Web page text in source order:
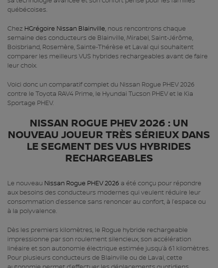
québécoises.
Chez HGrégoire Nissan Blainville, nous rencontrons chaque
semaine des conducteurs de Blainville, Mirabel, Saint‑Jérôme,
Boisbriand, Rosemère, Sainte‑Thérèse et Laval qui souhaitent
comparer les meilleurs VUS hybrides rechargeables avant de faire
leur choix.
Voici donc un comparatif complet du Nissan Rogue PHEV 2026
contre le Toyota RAV4 Prime, le Hyundai Tucson PHEV et le Kia
Sportage PHEV.
NISSAN ROGUE PHEV 2026 : UN
NOUVEAU JOUEUR TRÈS SÉRIEUX DANS
LE SEGMENT DES VUS HYBRIDES
RECHARGEABLES
Le nouveau Nissan Rogue PHEV 2026 a été conçu pour répondre
aux besoins des conducteurs modernes qui veulent réduire leur
consommation d’essence sans renoncer au confort, à l’espace ou
à la polyvalence.
Dès les premiers kilomètres, le Rogue hybride rechargeable
impressionne par son roulement silencieux, son accélération
linéaire et son autonomie électrique estimée jusqu’à 61 kilomètres.
Pour plusieurs conducteurs de Blainville ou de Laval, cette